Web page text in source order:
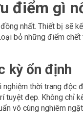
điểm gì
nhất. Thiết bị sẽ
bỏ những điểm
kỳ ổn định
thời trang độc
tuyệt đẹp. Không chỉ
vô cùng nghiêm